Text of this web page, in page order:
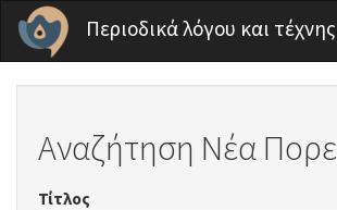
Παράκαμψη προς το κυρίως περιεχόμενο
Περιοδικά λόγου και τέχνης
Αναζήτηση Νέα
Τίτλος